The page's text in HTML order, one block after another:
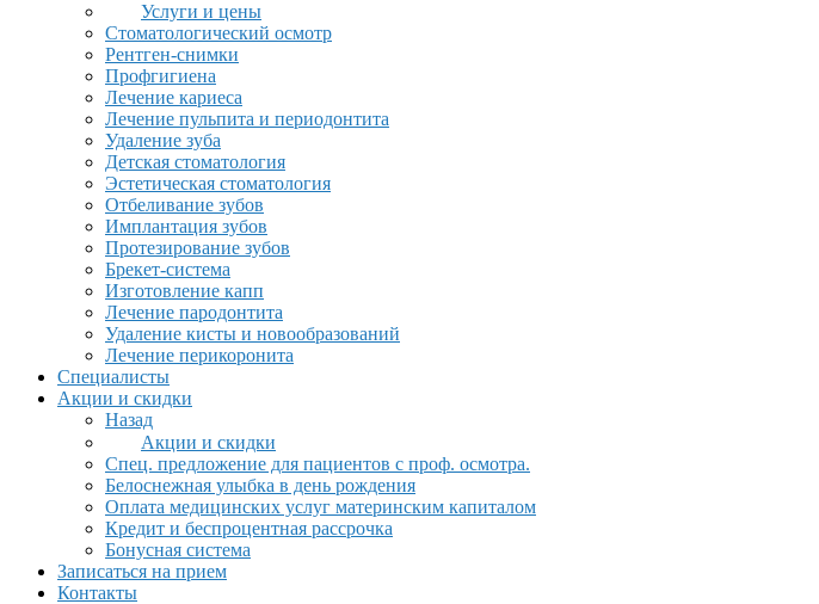
Услуги и цены
Стоматологический осмотр
Рентген-снимки
Профгигиена
Лечение кариеса
Лечение пульпита и периодонтита
Удаление зуба
Детская стоматология
Эстетическая стоматология
Отбеливание зубов
Имплантация зубов
Протезирование зубов
Брекет-система
Изготовление капп
Лечение пародонтита
Удаление кисты и новообразований
Лечение перикоронита
Специалисты
Акции и скидки
Назад
Акции и скидки
Спец. предложение для пациентов с проф. осмотра.
Белоснежная улыбка в день рождения
Оплата медицинских услуг материнским капиталом
Кредит и беспроцентная рассрочка
Бонусная система
Записаться на прием
Контакты